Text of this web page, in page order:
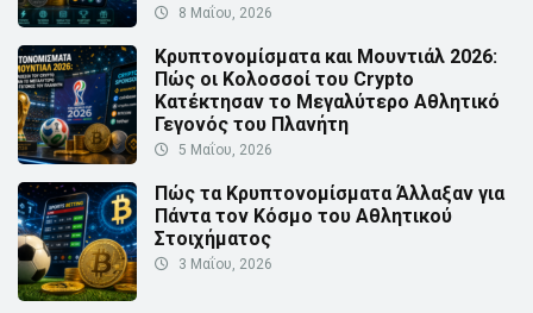
8 Μαΐου, 2026
Κρυπτονομίσματα και Μουντιάλ 2026:
Πώς οι Κολοσσοί του Crypto
Κατέκτησαν το Μεγαλύτερο Αθλητικό
Γεγονός του Πλανήτη
5 Μαΐου, 2026
Πώς τα Κρυπτονομίσματα Άλλαξαν για
Πάντα τον Κόσμο του Αθλητικού
Στοιχήματος
3 Μαΐου, 2026